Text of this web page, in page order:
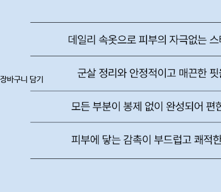
장바구니 담기